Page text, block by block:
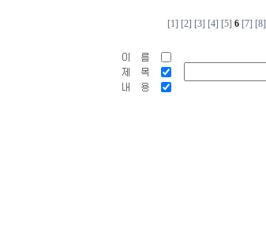
[1] [2] [3] [4] [5] 6 [7] [8]